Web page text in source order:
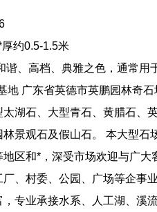
约0.5-1.5米
谐、高档、典雅之色，通常
地 广东省英德市英鹏园林奇
湖石、大型青石、黄腊石、
景观石及假山石。 本大型
区和*，深受市场欢迎与广
、村委、公园、广场等企事
专业承接水系、人工湖、溪